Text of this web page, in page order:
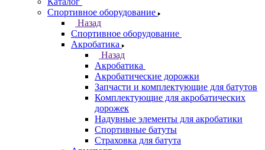
Спортивное оборудование
Назад
Спортивное оборудование
Акробатика
Назад
Акробатика
Акробатические дорожки
Запчасти и комплектующие для батутов
Комплектующие для акробатических
дорожек
Надувные элементы для акробатики
Спортивные батуты
Страховка для батута